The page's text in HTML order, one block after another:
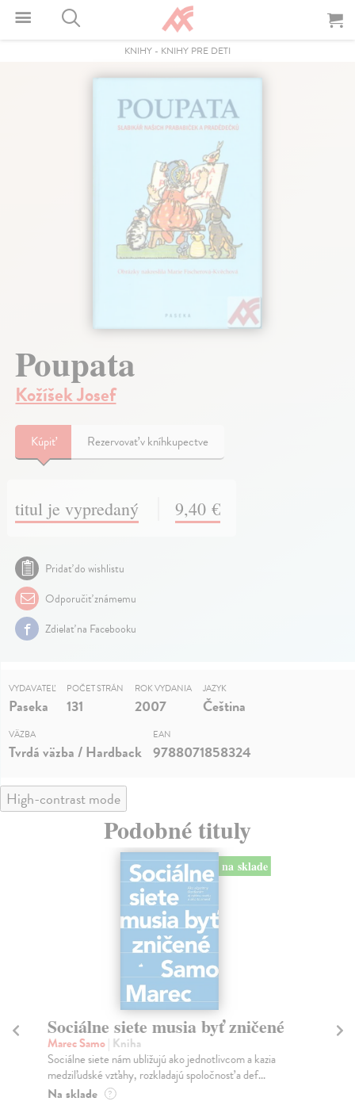
KNIHY - KNIHY PRE DETI
Poupata
Kožíšek Josef
Kúpiť Rezervovať v kníhkupectve
titul je vypredaný 9,40 €
Pridať do wishlistu
Odporučiť známemu
Zdielať na Facebooku
VYDAVATEĽ
Paseka
POČET STRÁN
131
ROK VYDANIA
2007
JAZYK
Čeština
VÄZBA
Tvrdá väzba / Hardback
EAN
9788071858324
High-contrast mode
Podobné tituly
na sklade
Sociálne siete musia byť zničené
Marec Samo| Kniha
Sociálne siete nám ubližujú ako jednotlivcom a kazia
medziľudské vzťahy, rozkladajú spoločnosť a def...
Na sklade ?